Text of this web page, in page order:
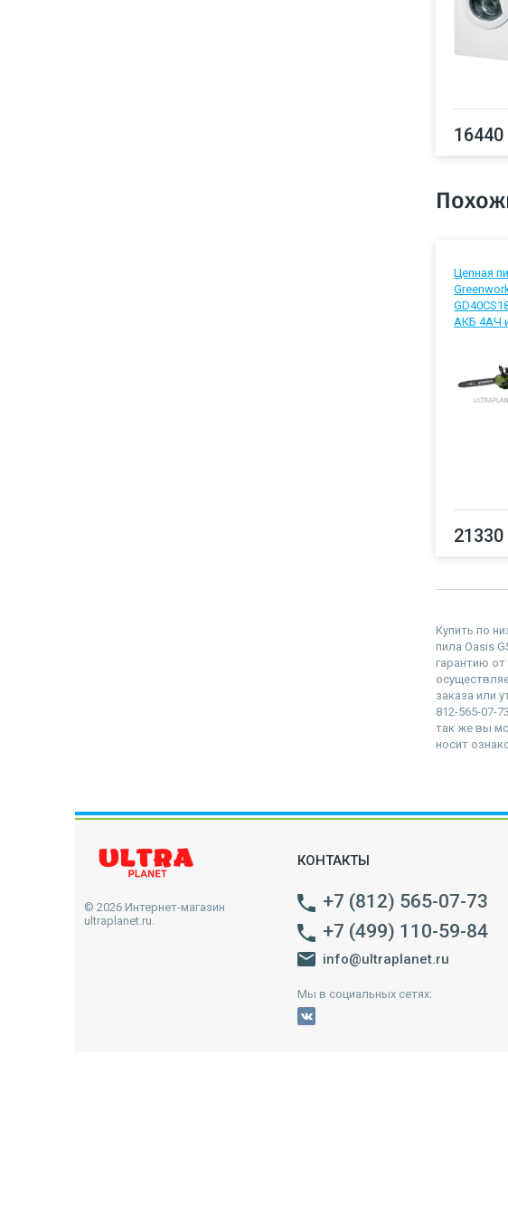
16440
Цепная
АКБ 4АЧ
21330
Купить по
пила Oasis
гарантию
заказа или
812-565-07-
так же вы
носит
© 2026 Интернет-магазин
ultraplanet.ru.
КОНТАКТЫ
+7 (812) 565-07-73
+7 (499) 110-59-84
info@ultraplanet.ru
Мы в социальных сетях: